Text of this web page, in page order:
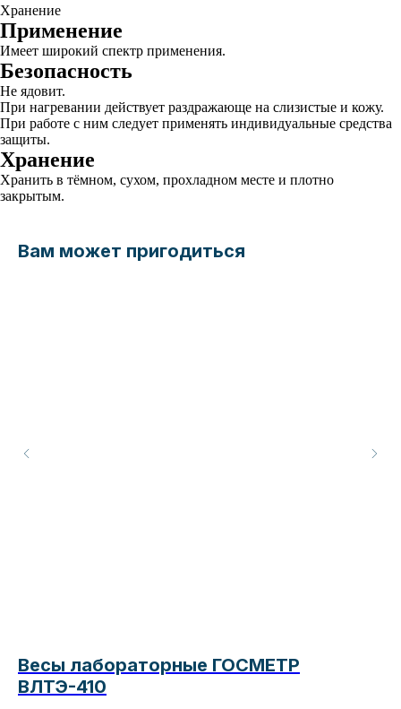
Хранение
Применение
Имеет широкий спектр применения.
Безопасность
Не ядовит.
При нагревании действует раздражающе на слизистые и кожу.
При работе с ним следует применять индивидуальные средства
защиты.
Хранение
Хранить в тёмном, сухом, прохладном месте и плотно
закрытым.
Вам может пригодиться
Весы лабораторные ГОСМЕТР
ВЛТЭ-410